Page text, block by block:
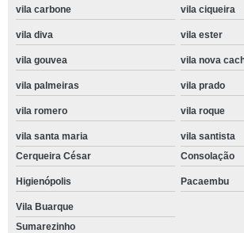
vila carbone vila ciqueira
vila diva vila ester
vila gouvea vila nova
vila palmeiras vila prado
vila romero vila roque
vila santa maria
vila santista
Cerqueira César
Consolação
Higienópolis Pacaembu
Vila Buarque
Sumarezinho